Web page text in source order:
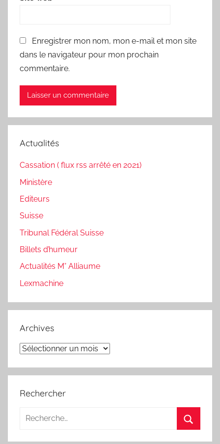
Enregistrer mon nom, mon e-mail et mon site
dans le navigateur pour mon prochain
commentaire.
Actualités
Cassation ( flux rss arrêté en 2021)
Ministère
Editeurs
Suisse
Tribunal Fédéral Suisse
Billets d’humeur
Actualités M° Alliaume
Lexmachine
Archives
Archives
Rechercher
Recherche
: